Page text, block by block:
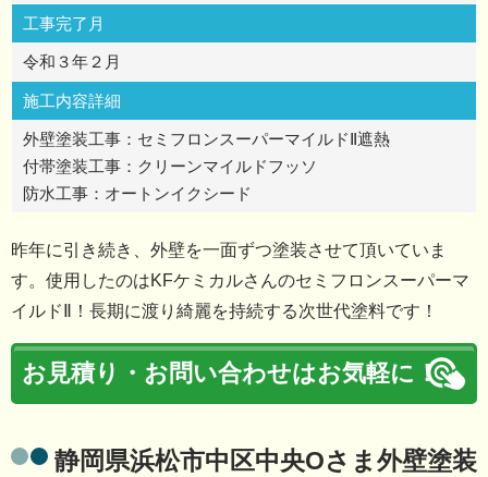
工事完了月
令和３年２月
施工内容詳細
外壁塗装工事：セミフロンスーパーマイルドⅡ遮熱
付帯塗装工事：クリーンマイルドフッソ
防水工事：オートンイクシード
昨年に引き続き、外壁を一面ずつ塗装させて頂いていま
す。使用したのはKFケミカルさんのセミフロンスーパーマ
イルドⅡ！長期に渡り綺麗を持続する次世代塗料です！
お見積り・お問い合わせはお気軽に！
静岡県浜松市中区中央Oさま外壁塗装